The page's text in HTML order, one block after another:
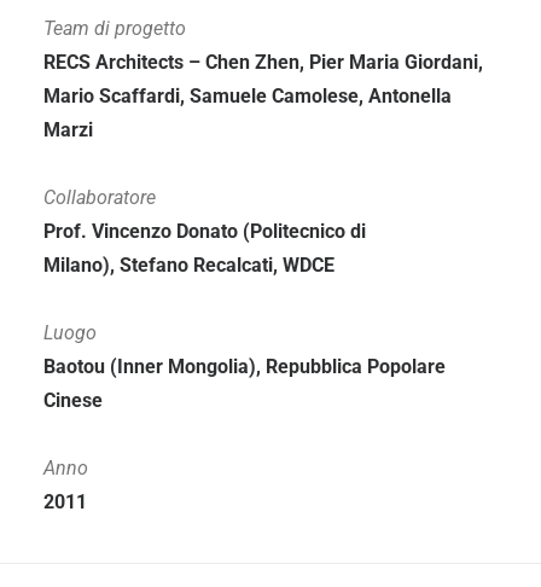
Team di progetto
RECS Architects – Chen Zhen, Pier Maria Giordani,
Mario Scaffardi, Samuele Camolese, Antonella
Marzi
Collaboratore
Prof. Vincenzo Donato (Politecnico di
Milano), Stefano Recalcati, WDCE
Luogo
Baotou (Inner Mongolia), Repubblica Popolare
Cinese
Anno
2011